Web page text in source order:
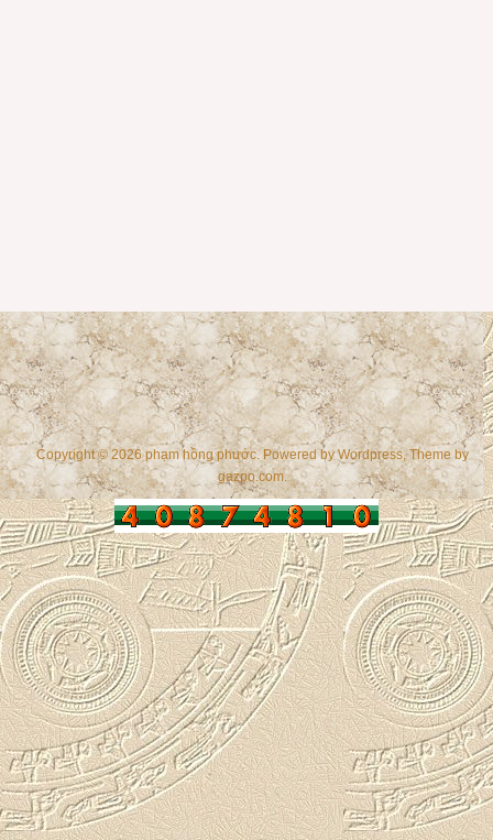
Copyright © 2026 phạm hồng phước. Powered byWordpress, Theme by
gazpo.com.